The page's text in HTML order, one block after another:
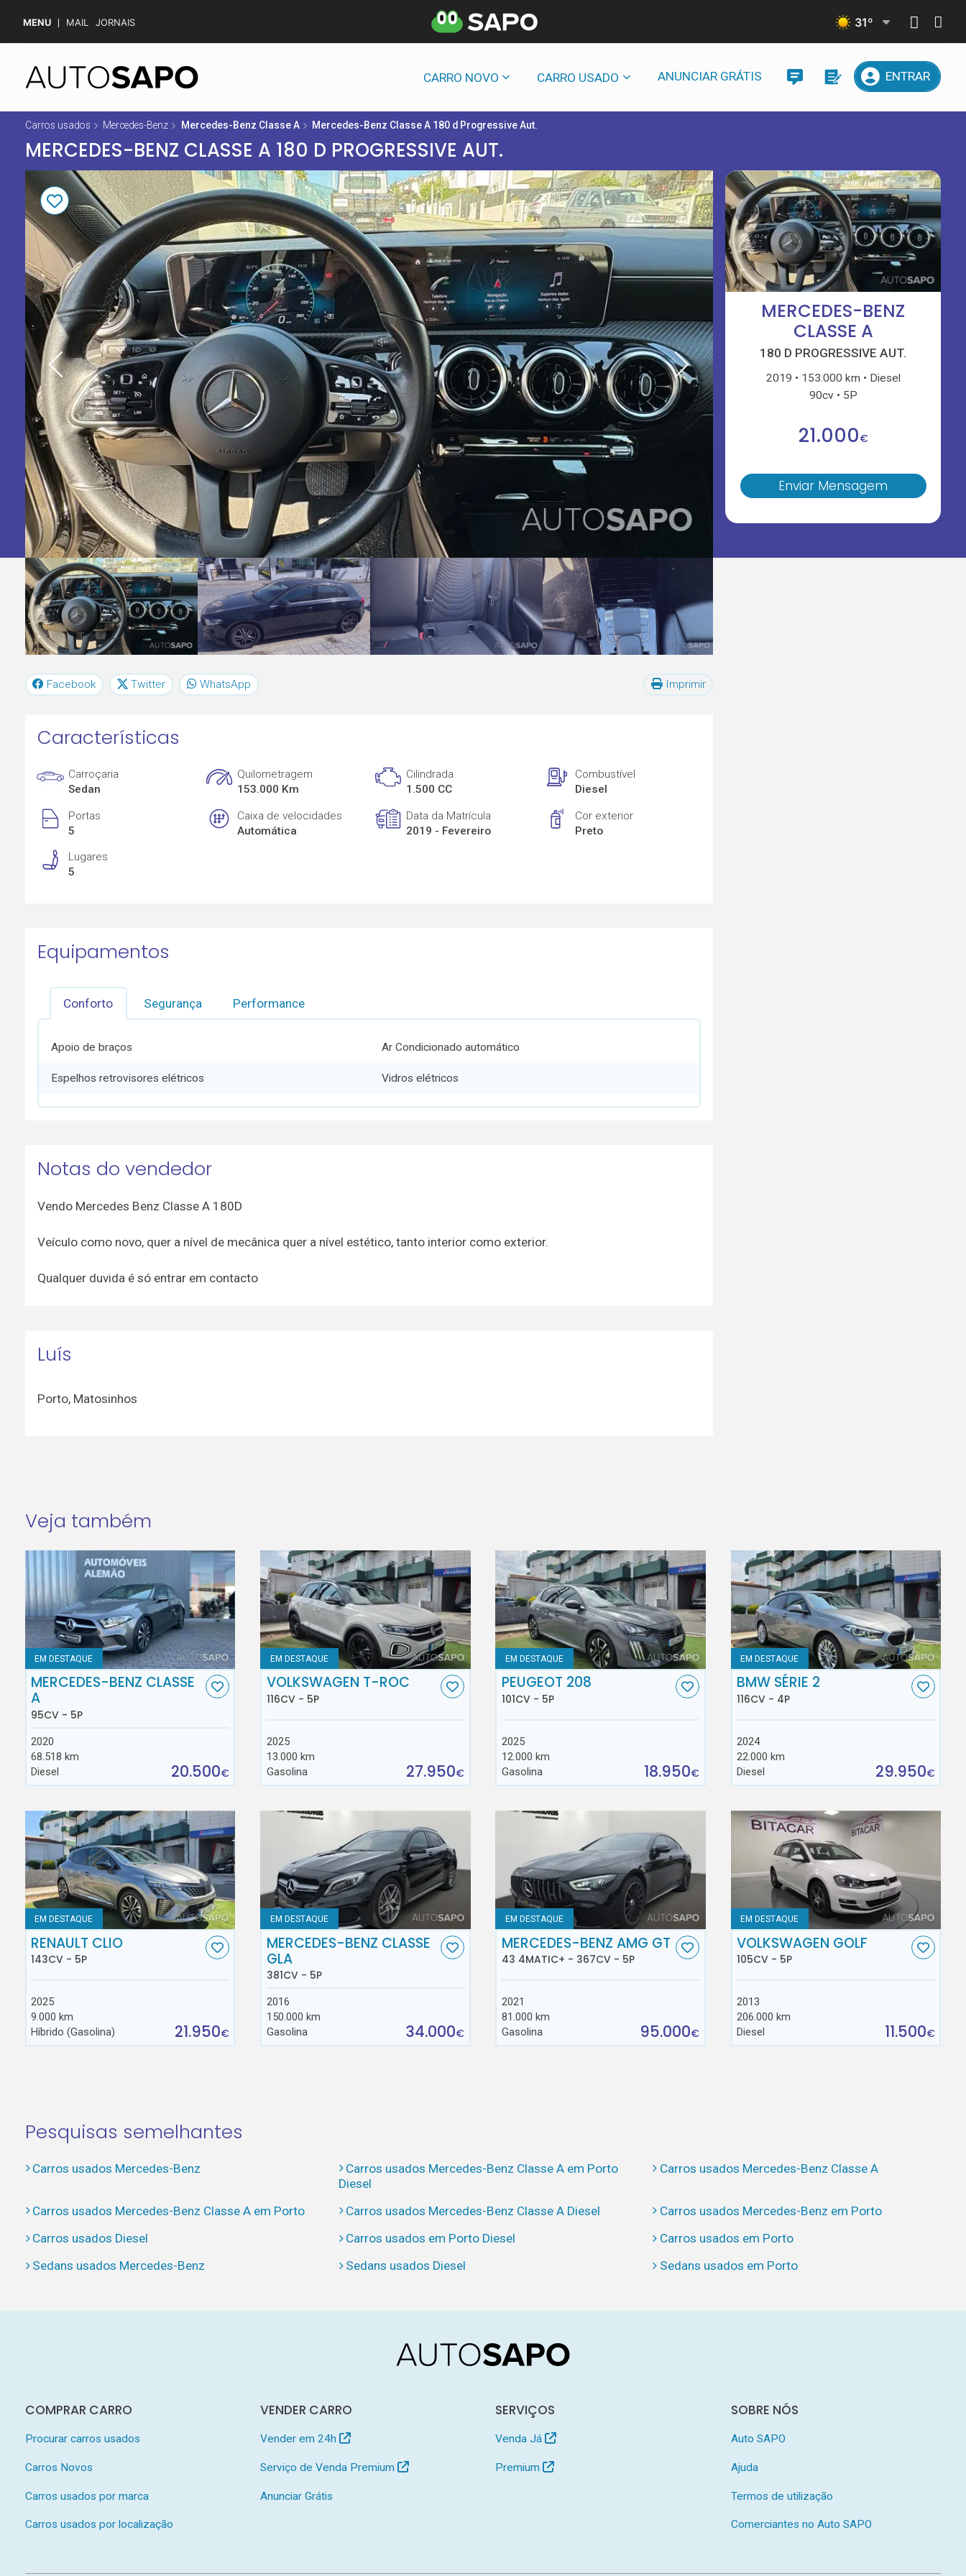
MENU MAIL JORNAIS 31º
CARRO NOVO CARRO USADO ANUNCIAR GRÁTIS ENTRAR
Carros usados Mercedes-Benz Mercedes-Benz Classe A Mercedes-Benz Classe A 180 d Progressive Aut.
MERCEDES-BENZ CLASSE A 180 D PROGRESSIVE AUT.
MERCEDES-BENZ
CLASSE A
180 D PROGRESSIVE AUT.
2019 153.000 km
Diesel
90cv
5P
21.000€
Enviar Mensagem
Facebook Twitter WhatsApp Imprimir
Características
Carroçaria
Sedan
Quilometragem
153.000 Km
Cilindrada
1.500 CC
Combustível
Diesel
Portas
5
Caixa de velocidades
Automática
Data da Matrícula
2019 - Fevereiro
Cor exterior
Preto
Lugares
5
Equipamentos
Conforto Segurança Performance
Apoio de braços Ar Condicionado automático
Espelhos retrovisores elétricos Vidros elétricos
Notas do vendedor
Vendo Mercedes Benz Classe A 180D
Veículo como novo, quer a nível de mecânica quer a nível estético, tanto interior como exterior.
Qualquer duvida é só entrar em contacto
Luís
Porto, Matosinhos
Veja também
EM DESTAQUE
MERCEDES-BENZ CLASSE
A
95CV - 5P
2020
68.518 km
Diesel
20.500€
EM DESTAQUE
VOLKSWAGEN T-ROC
116CV - 5P
2025
13.000 km
Gasolina
27.950€
EM DESTAQUE
PEUGEOT 208
101CV - 5P
2025
12.000 km
Gasolina
18.950€
EM DESTAQUE
BMW SÉRIE 2
116CV - 4P
2024
22.000 km
Diesel
29.950€
EM DESTAQUE
RENAULT CLIO
143CV - 5P
2025
9.000 km
Híbrido (Gasolina)
21.950€
EM DESTAQUE
MERCEDES-BENZ CLASSE
GLA
381CV - 5P
2016
150.000 km
Gasolina
34.000€
EM DESTAQUE
MERCEDES-BENZ AMG GT
43 4MATIC+ - 367CV - 5P
2021
81.000 km
Gasolina
95.000€
EM DESTAQUE
VOLKSWAGEN GOLF
105CV - 5P
2013
206.000 km
Diesel
11.500€
Pesquisas semelhantes
Carros usados Mercedes-Benz
Carros usados Mercedes-Benz Classe A em Porto
Diesel
Carros usados Mercedes-Benz Classe A
Carros usados Mercedes-Benz Classe A em Porto Carros usados Mercedes-Benz Classe A Diesel
Carros usados Mercedes-Benz em Porto
Carros usados Diesel
Carros usados em Porto Diesel
Carros usados em Porto
Sedans usados Mercedes-Benz
Sedans usados Diesel Sedans usados em Porto
COMPRAR CARRO
Procurar carros usados
Carros Novos
Carros usados por marca
Carros usados por localização
VENDER CARRO
Vender em 24h
Serviço de Venda Premium
Anunciar Grátis
SERVIÇOS
Venda Já
Premium
SOBRE NÓS
Auto SAPO
Ajuda
Termos de utilização
Comerciantes no Auto SAPO